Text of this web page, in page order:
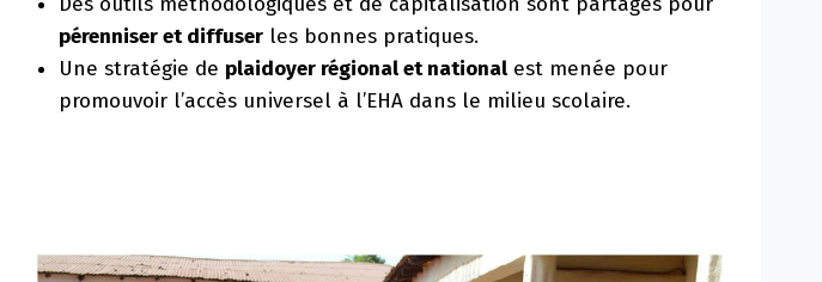
pérenniser et diffuser les bonnes pratiques.
Une stratégie de plaidoyer régional et national est menée pour
promouvoir l’accès universel à l’EHA dans le milieu scolaire.